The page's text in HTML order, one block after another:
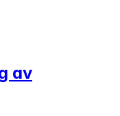
av